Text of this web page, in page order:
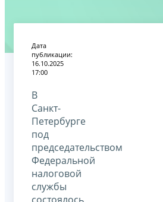
Дата
публикации:
16.10.2025
17:00
В
Санкт-
Петербурге
под
председательством
Федеральной
налоговой
службы
состоялось